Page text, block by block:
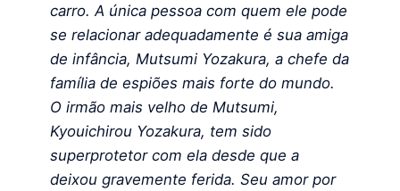
carro. A única pessoa com quem ele pode
se relacionar adequadamente é sua amiga
de infância, Mutsumi Yozakura, a chefe da
família de espiões mais forte do mundo.
O irmão mais velho de Mutsumi,
Kyouichirou Yozakura, tem sido
superprotetor com ela desde que a
deixou gravemente ferida. Seu amor por